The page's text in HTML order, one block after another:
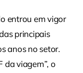
entrou em vigor
principais
anos no setor.
da viagem”, o